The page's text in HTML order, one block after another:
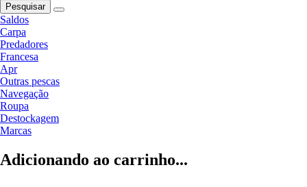
Pesquisar
Saldos
Carpa
Predadores
Francesa
Apr
Outras pescas
Navegação
Roupa
Destockagem
Marcas
Adicionando ao carrinho...